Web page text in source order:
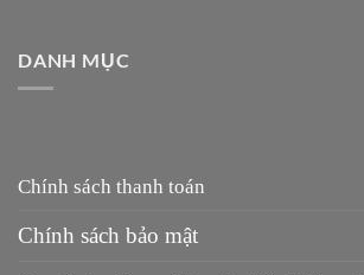
DANH MỤC
Chính sách thanh toán
Chính sách bảo mật